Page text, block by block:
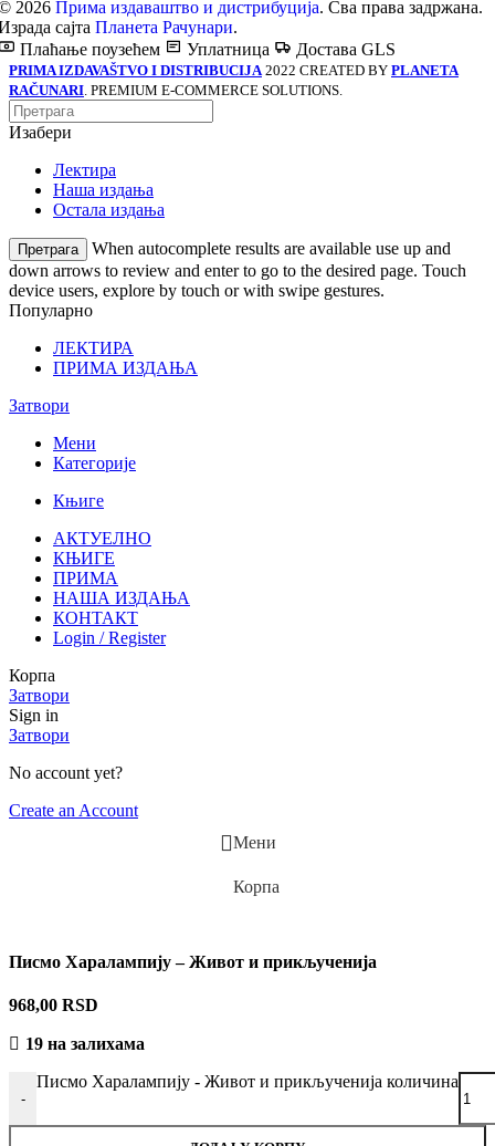
2026 Прима издаваштво и дистрибуција. Сва права задржана.
сајта Планета Рачунари.
Плаћање поузећем
Уплатница Достава GLS
PRIMA IZDAVAŠTVO I DISTRIBUCIJA 2022 CREATED BY PLANETA
RAČUNARI . PREMIUM E-COMMERCE SOLUTIONS.
Изабери
Лектира
Наша издања
Остала издања
Претрага
When autocomplete results are available use up and
down arrows to review and enter to go to the desired page. Touch
device users, explore by touch or with swipe gestures.
Популарно
ЛЕКТИРА
ПРИМА ИЗДАЊА
Затвори
Мени
Категорије
Књиге
АКТУЕЛНО
КЊИГЕ
ПРИМА
НАША ИЗДАЊА
КОНТАКТ
Login / Register
Корпа
Затвори
Sign in
Затвори
No account yet?
Create an Account
Мени
Корпа
Писмо Харалампију – Живот и прикљученија
968,00 RSD
19 на залихама
-
Писмо Харалампију - Живот и прикљученија количина